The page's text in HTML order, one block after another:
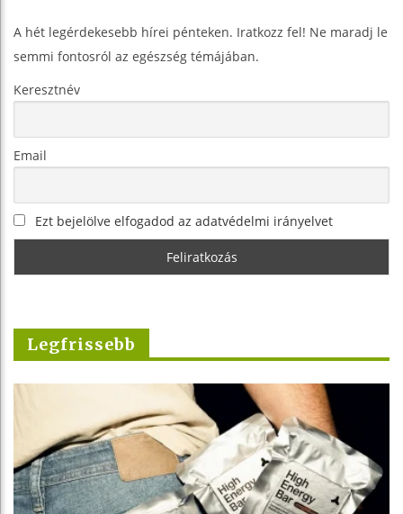
A hét legérdekesebb hírei pénteken. Iratkozz fel! Ne maradj le
semmi fontosról az egészség témájában.
Keresztnév
Email
Ezt bejelölve elfogadod az adatvédelmi irányelvet
Legfrissebb